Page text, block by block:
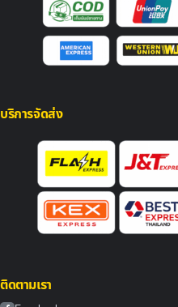
บริการจัดส่ง
ติดตามเรา